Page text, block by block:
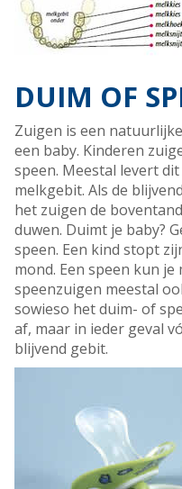
DUIM OF
Zuigen is een
een baby. Kinderen
speen. Meestal levert
melkgebit. Als de
het zuigen de
duwen. Duimt je baby?
speen. Een kind stopt
mond. Een speen kun
speenzuigen meestal
sowieso het duim- of
af, maar in ieder geval
blijvend gebit.